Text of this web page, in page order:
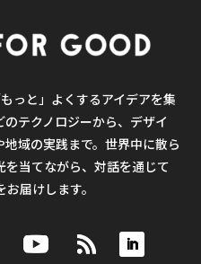
っと」よくするアイデアを集
テクノロジーから、デザイ
域の実践まで。世界中に散ら
を当てながら、対話を通じて
届けします。